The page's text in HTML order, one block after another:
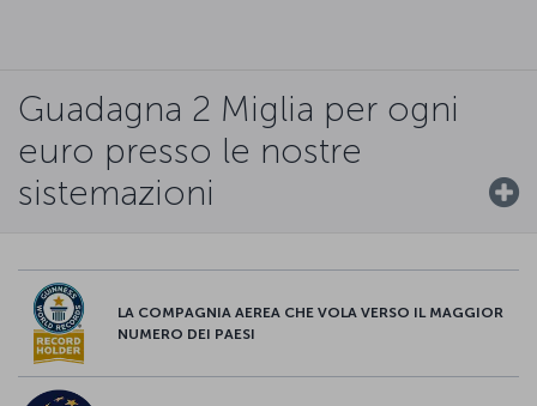
Guadagna 2 Miglia per ogni
euro presso le nostre
sistemazioni
LA COMPAGNIA AEREA CHE VOLA VERSO IL MAGGIOR
NUMERO DEI PAESI